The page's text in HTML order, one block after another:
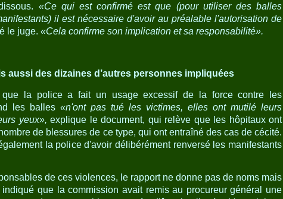
«Ce qui est confirmé est que (pour utiliser des balles
il est nécessaire d'avoir au préalable l'autorisation de
le juge. «Cela confirme son implication et sa responsabilité».
aussi des dizaines d’autres personnes impliquées
que la police a fait un usage excessif de la force contre les
les balles «n'ont pas tué les victimes, elles ont mutilé leurs
yeux», explique le document, qui relève que les hôpitaux ont
de blessures de ce type, qui ont entraîné des cas de cécité.
la police d'avoir délibérément renversé les manifestants
de ces violences, le rapport ne donne pas de noms mais
indiqué que la commission avait remis au procureur général une